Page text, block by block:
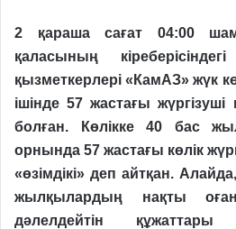
2 қараша сағат 04:00
қаласының
қызметкерлері «КамАЗ» жүк
ішінде 57 жастағы
болған. Көлікке 40 бас
орнында 57 жастағы көлік
«өзімдікі» деп айтқан.
жылқылардың нақты оған
дәлелдейтін